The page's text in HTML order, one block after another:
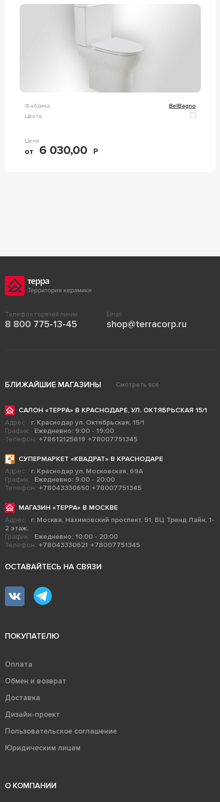
Фабрика:
BelBagno
Цвета:
Цена
от 6 030,00 Р
Телефон горячей линии
8 800 775-13-45
Email
shop@terracorp.ru
БЛИЖАЙШИЕ МАГАЗИНЫ Смотреть все
САЛОН «ТЕРРА» В КРАСНОДАРЕ, УЛ. ОКТЯБРЬСКАЯ 15/1
Адрес:
г. Краснодар ул. Октябрьская, 15/1
График:
Ежедневно: 9:00 - 19:00
Телефон: +78612125619 +78007751345
СУПЕРМАРКЕТ «КВАДРАТ» В КРАСНОДАРЕ
Адрес:
г. Краснодар ул. Московская, 69А
График:
Ежедневно: 9:00 - 20:00
Телефон: +78043330650 +78007751345
МАГАЗИН «ТЕРРА» В МОСКВЕ
Адрес:
г. Москва, Нахимовский проспект, 51, БЦ Тренд Лайн, 1-
2 этаж.
График:
Ежедневно: 10:00 - 20:00
Телефон: +78043330621 +78007751345
ОСТАВАЙТЕСЬ НА СВЯЗИ
ПОКУПАТЕЛЮ
Оплата
Обмен и возврат
Доставка
Дизайн-проект
Пользовательское соглашение
Юридическим лицам
О КОМПАНИИ